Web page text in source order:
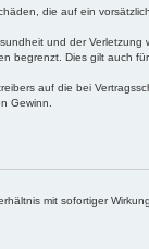
die auf ein
und der Verletzung
begrenzt. Dies gilt auch
auf die bei
Gewinn.
mit sofortiger Wirkung.